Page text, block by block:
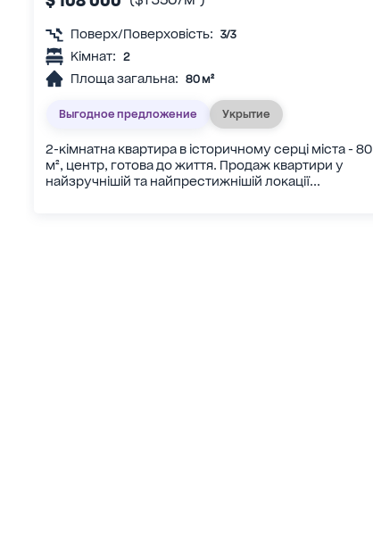
Поверх/Поверховість: 3/3
Кімнат: 2
Площа загальна: 80 м²
Выгодное предложение Укрытие
2-кімнатна квартира в історичному серці міста - 80
м², центр, готова до життя. Продаж квартири у
найзручнішій та найпрестижнішій локації...